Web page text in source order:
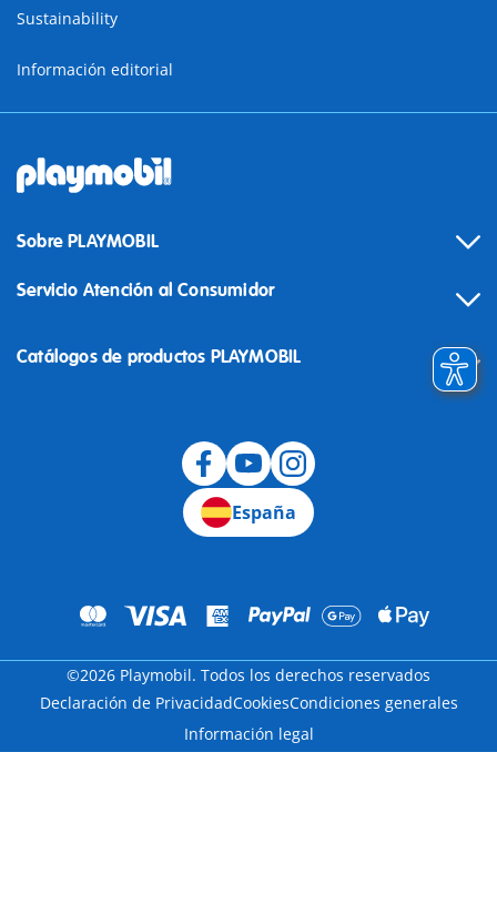
Sustainability
Información editorial
Sobre PLAYMOBIL
Servicio Atención al Consumidor
Catálogos de productos PLAYMOBIL
España
©2026 Playmobil. Todos los derechos reservados
Declaración de PrivacidadCookiesCondiciones generales
Información legal